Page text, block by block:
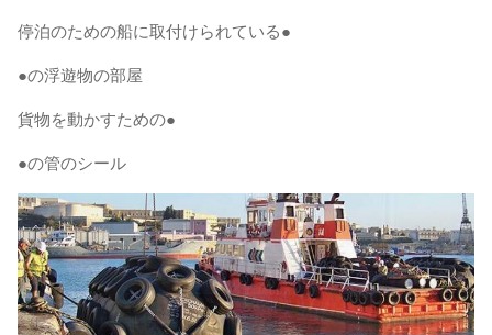
停泊のための船に取付けられている●
●の浮遊物の部屋
貨物を動かすための●
●の管のシール